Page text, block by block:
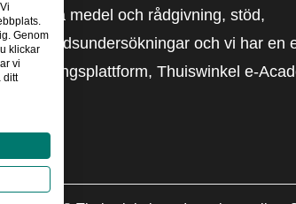
rättsliga medel och rådgivning, stöd,
marknadsundersökningar och vi har en
utbildningsplattform, Thuiswinkel e-
Genom
klickar
vi
ditt